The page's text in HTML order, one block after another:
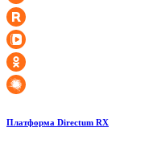
Платформа Directum RX